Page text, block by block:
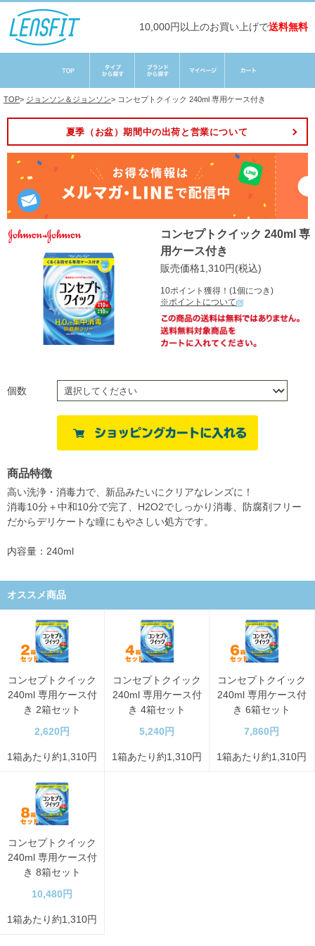
10,000円以上のお買い上げで送料無料
TOP> ジョンソン＆ジョンソン> コンセプトクイック 240ml 専用ケース付き
夏季（お盆）期間中の出荷と営業について
コンセプトクイック 240ml 専
用ケース付き
販売価格1,310円(税込)
10ポイント獲得！(1個につき)
※ポイントについて
個数
商品特徴
高い洗浄・消毒力で、新品みたいにクリアなレンズに！
消毒10分＋中和10分で完了、H2O2でしっかり消毒、防腐剤フリー
だからデリケートな瞳にもやさしい処方です。
内容量：240ml
オススメ商品
コンセプトクイック
240ml 専用ケース付
き 2箱セット
2,620円
1箱あたり約1,310円
コンセプトクイック
240ml 専用ケース付
き 4箱セット
5,240円
1箱あたり約1,310円
コンセプトクイック
240ml 専用ケース付
き 6箱セット
7,860円
1箱あたり約1,310円
コンセプトクイック
240ml 専用ケース付
き 8箱セット
10,480円
1箱あたり約1,310円